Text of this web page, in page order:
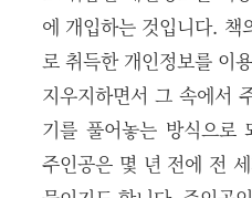
에 개입하는 것입니다. 책
로 취득한 개인정보를 이
지우지하면서 그 속에서
기를 풀어놓는 방식으로
주인공은 몇 년 전에 전